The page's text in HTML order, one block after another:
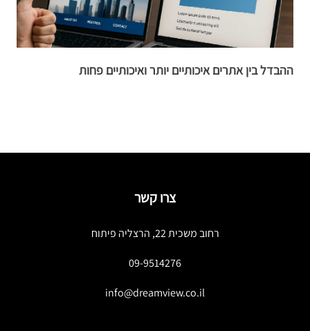
ההבדל בין אתרים איכותיים יותר ואיכותיים פחות
צרו קשר
רחוב משכית 22, הרצליה פיתוח
09-9514276
info@dreamview.co.il